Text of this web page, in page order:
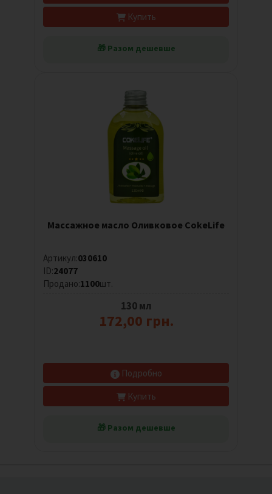
Купить
🎁 Разом дешевше
Массажное масло Оливковое CokeLife
Артикул:030610
ID:24077
Продано:1100шт.
130 мл
172,00 грн.
Подробно
Купить
🎁 Разом дешевше